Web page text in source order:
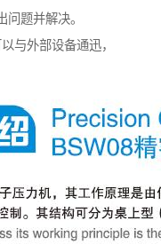
题并解决。
与外部设备通迅，